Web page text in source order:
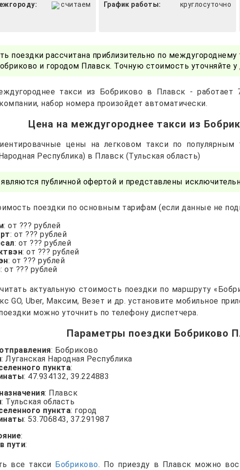
считаем График работы: круглосуточно
поездки рассчитана приблизительно по
и городом Плавск. Точную стоимость уточняйте у
такси из Бобриково в Плавск -
набор номера произойдет автоматически.
Цена на междугороднее такси из
цены на легковом такси по
Республика) в Плавск (Тульская область)
публичной офертой и представлены
поездки по основным тарифам (если данные не
: от ??? рублей
: от ??? рублей
: от ??? рублей
: от ??? рублей
: от ??? рублей
: от ??? рублей
актуальную стоимость поездки по маршруту
GO, Uber, Максим, Везет и др. установите мобильное
можно уточнить по телефону диспетчера.
Параметры поездки Бобриково
: Бобриково
: Луганская Народная Республика
пункта:
: 47.934132, 39.224883
: Плавск
: Тульская область
пункта: город
: 53.706843, 37.291987
:
пути:
все такси Бобриково. По приезду в Плавск можно